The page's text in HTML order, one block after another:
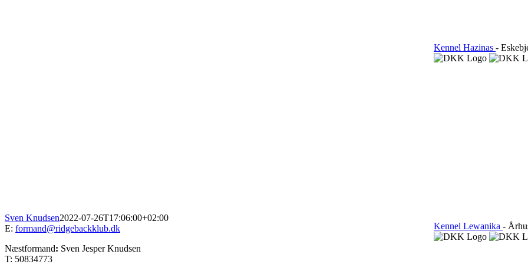
Sven Knudsen2022-07-26T17:06:00+02:00
Kennel Hazinas -
Kennel Lewanika -
E: formand@ridgebackklub.dk
Næstformand: Sven Jesper Knudsen
T: 50834773